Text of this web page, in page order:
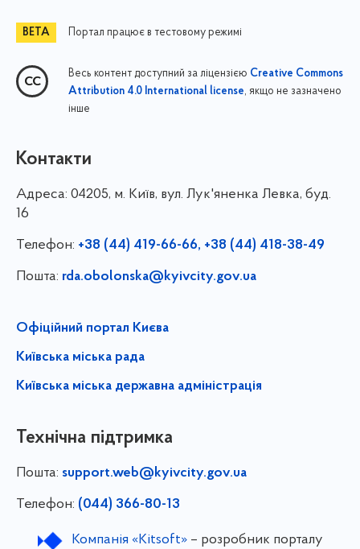
Портал працює в тестовому режимі
Весь контент доступний за ліцензією Creative Commons
Attribution 4.0 International license, якщо не зазначено
інше
Контакти
Адреса: 04205, м. Київ, вул. Лук'яненка Левка, буд.
16
Телефон: +38 (44) 419-66-66, +38 (44) 418-38-49
Пошта: rda.obolonska@kyivcity.gov.ua
Офіційний портал Києва
Київська міська рада
Київська міська державна адміністрація
Технічна підтримка
Пошта: support.web@kyivcity.gov.ua
Телефон: (044) 366-80-13
Компанія «Kitsoft»– розробник порталу